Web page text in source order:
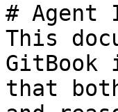
# Agent
This
GitBook
that